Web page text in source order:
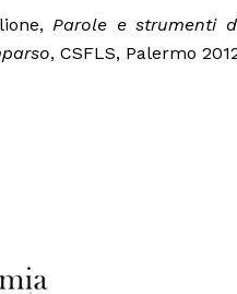
Parole e strumenti
, CSFLS, Palermo